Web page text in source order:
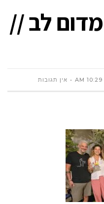
מדום לב //
10:29 AM אין תגובות